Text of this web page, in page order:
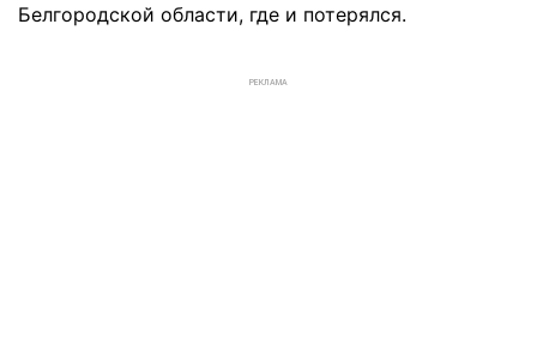
Белгородской области, где и потерялся.
РЕКЛАМА